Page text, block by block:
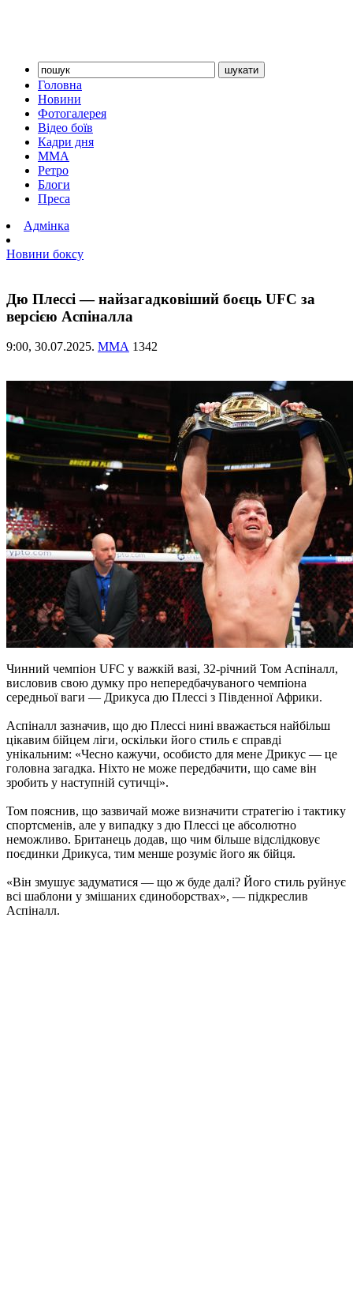
Головна
Новини
Фотогалерея
Відео боїв
Кадри дня
ММА
Ретро
Блоги
Преса
Адмінка
Новини боксу
Дю Плессі — найзагадковіший боєць UFC за
версією Аспіналла
9:00, 30.07.2025. ММА 1342
Чинний чемпіон UFC у важкій вазі, 32-річний Том Аспіналл,
висловив свою думку про непередбачуваного чемпіона
середньої ваги — Дрикуса дю Плессі з Південної Африки.
Аспіналл зазначив, що дю Плессі нині вважається найбільш
цікавим бійцем ліги, оскільки його стиль є справді
унікальним: «Чесно кажучи, особисто для мене Дрикус — це
головна загадка. Ніхто не може передбачити, що саме він
зробить у наступній сутичці».
Том пояснив, що зазвичай може визначити стратегію і тактику
спортсменів, але у випадку з дю Плессі це абсолютно
неможливо. Британець додав, що чим більше відслідковує
поєдинки Дрикуса, тим менше розуміє його як бійця.
«Він змушує задуматися — що ж буде далі? Його стиль руйнує
всі шаблони у змішаних єдиноборствах», — підкреслив
Аспіналл.